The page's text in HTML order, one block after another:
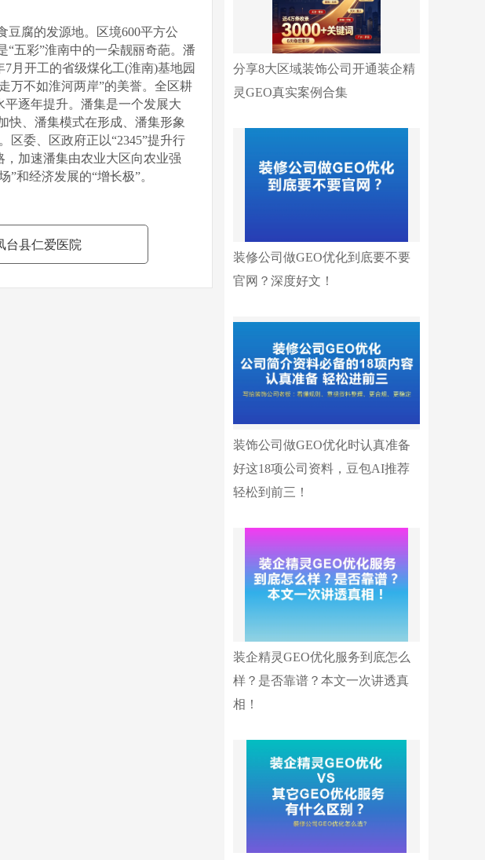
豆腐的发源地。区境600平方公
“五彩”淮南中的一朵靓丽奇葩。 潘
7月开工的省级煤化工(淮南)基地园
万不如淮河两岸”的美誉。全区耕
逐年提升。 潘集是一个发展大
快、潘集模式在形成、潘集形象
区委、区政府正以“2345”提升行
加速潘集由农业大区向农业强
和经济发展的“增长极”。
台县仁爱医院
分享8大区域装饰公司开通装企精
灵GEO真实案例合集
装修公司做GEO优化到底要不要
官网？深度好文！
装饰公司做GEO优化时认真准备
好这18项公司资料，豆包AI推荐
轻松到前三！
装企精灵GEO优化服务到底怎么
样？是否靠谱？本文一次讲透真
相！